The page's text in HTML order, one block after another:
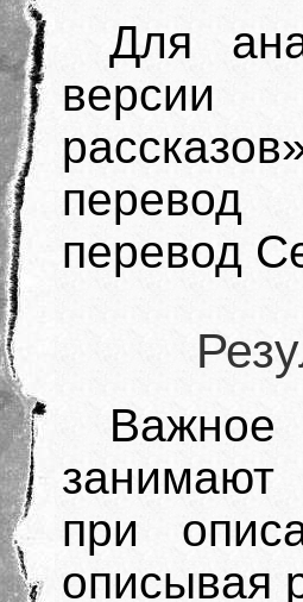
Для
версии
перевод
при
описывая